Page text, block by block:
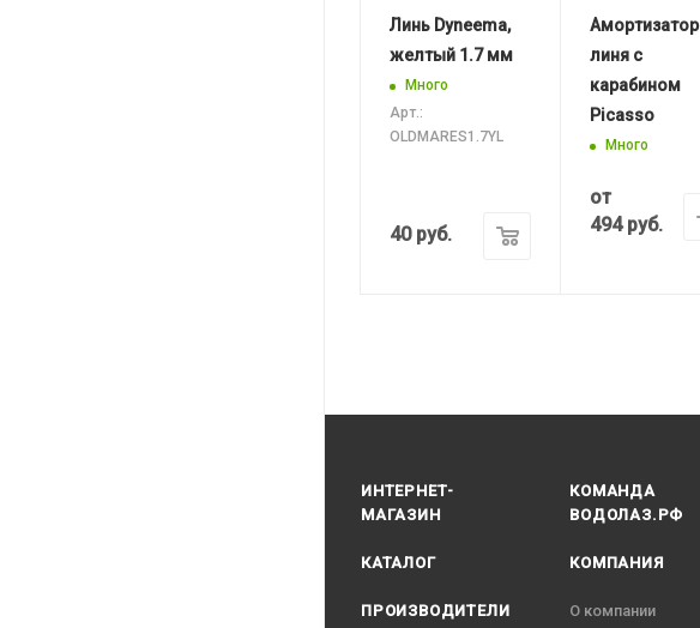
Линь Dyneema,
желтый 1.7 мм
Много
Арт.:
OLDMARES1.7YL
40руб.
Амортизатор
линя с
карабином
Picasso
Много
от
494 руб.
ИНТЕРНЕТ-
МАГАЗИН
КАТАЛОГ
ПРОИЗВОДИТЕЛИ
КОМАНДА
ВОДОЛАЗ.РФ
КОМПАНИЯ
О компании